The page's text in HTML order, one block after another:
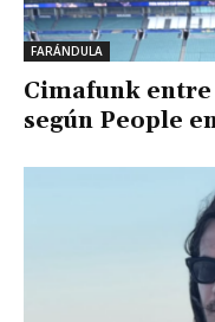
FARÁNDULA
Cimafunk entre
según People